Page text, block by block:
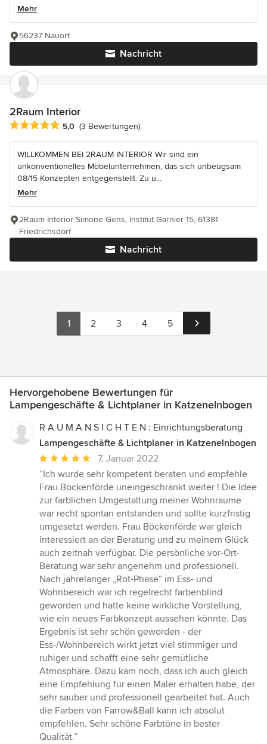
Mehr
Nachricht
56237 Nauort
2Raum Interior
Durchschnittliche Bewertung: 5 von 5 Sternen
5,0 (3 Bewertungen)
WILLKOMMEN BEI 2RAUM INTERIOR Wir sind ein
unkonventionelles Möbelunternehmen, das sich unbeugsam
08/15 Konzepten entgegenstellt. Zu u...
Mehr
Nachricht
2Raum Interior Simone Gens, Institut Garnier 15, 61381
Friedrichsdorf
1 2 3 4 5
Hervorgehobene Bewertungen für
Lampengeschäfte & Lichtplaner in Katzenelnbogen
R A U M A N S I C H T E N : Einrichtungsberatung
Lampengeschäfte & Lichtplaner in Katzenelnbogen
Durchschnittliche
Bewertung:
5
von
5
Sternen
7. Januar 2022
“Ich wurde sehr kompetent beraten und empfehle
Frau Böckenförde uneingeschränkt weiter ! Die Idee
zur farblichen Umgestaltung meiner Wohnräume
war recht spontan entstanden und sollte kurzfristig
umgesetzt werden. Frau Böckenförde war gleich
interessiert an der Beratung und zu meinem Glück
auch zeitnah verfügbar. Die persönliche vor-Ort-
Beratung war sehr angenehm und professionell.
Nach jahrelanger „Rot-Phase“ im Ess- und
Wohnbereich war ich regelrecht farbenblind
geworden und hatte keine wirkliche Vorstellung,
wie ein neues Farbkonzept aussehen könnte. Das
Ergebnis ist sehr schön geworden - der
Ess-/Wohnbereich wirkt jetzt viel stimmiger und
ruhiger und schafft eine sehr gemütliche
Atmosphäre. Dazu kam noch, dass ich auch gleich
eine Empfehlung für einen Maler erhalten habe, der
sehr sauber und professionell gearbeitet hat. Auch
die Farben von Farrow&Ball kann ich absolut
empfehlen. Sehr schöne Farbtöne in bester
Qualität.”